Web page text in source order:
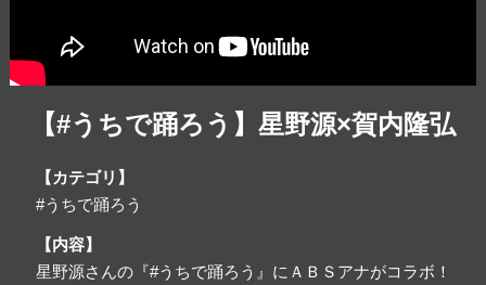
【#うちで踊ろう】星野源×賀内隆弘
【カテゴリ】
#うちで踊ろう
【内容】
星野源さんの『#うちで踊ろう​』にＡＢＳアナがコラボ！